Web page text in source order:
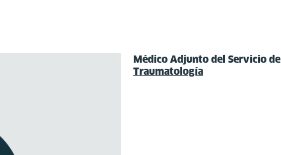
Médico Adjunto del Servicio de
Traumatología